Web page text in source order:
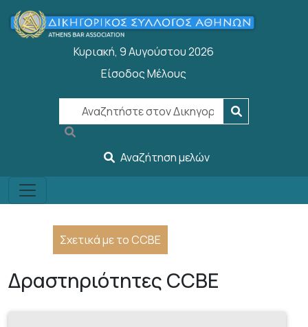
Παράκαμψη προς το κυρίως περιεχόμενο
Κυριακή, 9 Αυγούστου 2026
User account menu
Είσοδος Μέλους
Αναζήτηση μελών
Σχετικά με το CCBE
Δραστηριότητες CCBE